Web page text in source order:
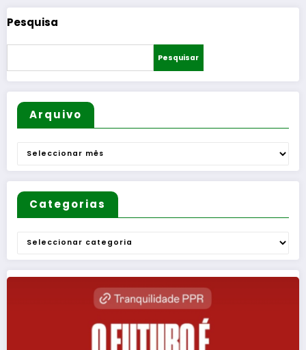
Pesquisa
Pesquisar
Arquivo
Arquivo
Categorias
Categorias